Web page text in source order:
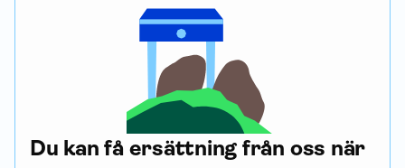
Du kan få ersättning från oss när